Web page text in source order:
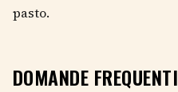
pasto.
DOMANDE FREQUENTI